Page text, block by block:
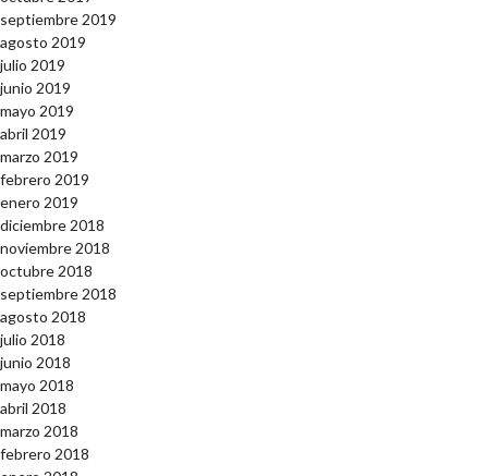
septiembre 2019
agosto 2019
julio 2019
junio 2019
mayo 2019
abril 2019
marzo 2019
febrero 2019
enero 2019
diciembre 2018
noviembre 2018
octubre 2018
septiembre 2018
agosto 2018
julio 2018
junio 2018
mayo 2018
abril 2018
marzo 2018
febrero 2018